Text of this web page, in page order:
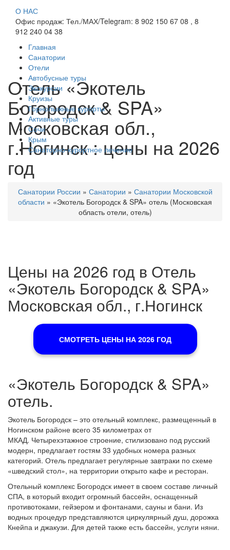
О НАС
Офис продаж: Тел./МАХ/Telegram: 8 902 150 67 08 , 8
912 240 04 38
Главная
Санатории
Отели
Автобусные туры
Экскурсии
Круизы
Горнолыжные курорты
Активные туры
Сочи
Крым
Санаторно-курортное лечение
Отель «Экотель
Богородск & SPA»
Московская обл.,
г.Ногинск : цены на 2026
год
Санатории России » Санатории » Санатории Московской
области » «Экотель Богородск & SPA» отель (Московская
область отели, отель)
Цены на 2026 год в Отель
«Экотель Богородск & SPA»
Московская обл., г.Ногинск
СМОТРЕТЬ ЦЕНЫ НА 2026 ГОД
«Экотель Богородск & SPA»
отель.
Экотель Богородск – это отельный комплекс, размещенный в
Ногинском районе всего 35 километрах от
МКАД. Четырехэтажное строение, стилизовано под русский
модерн, предлагает гостям 33 удобных номера разных
категорий. Отель предлагает регулярные завтраки по схеме
«шведский стол», на территории открыто кафе и ресторан.
Отельный комплекс Богородск имеет в своем составе личный
СПА, в который входит огромный бассейн, оснащенный
противотоками, гейзером и фонтанами, сауны и бани. Из
водных процедур представляются циркулярный душ, дорожка
Кнейпа и джакузи. Для детей также есть бассейн, услуги няни.